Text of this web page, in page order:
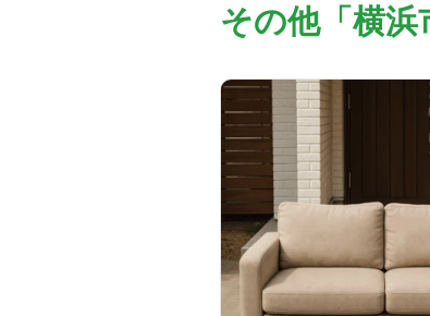
その他「横浜